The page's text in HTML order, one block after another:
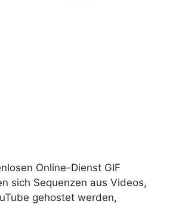
Online-Dienst GIF
sich Sequenzen aus Videos,
gehostet werden,